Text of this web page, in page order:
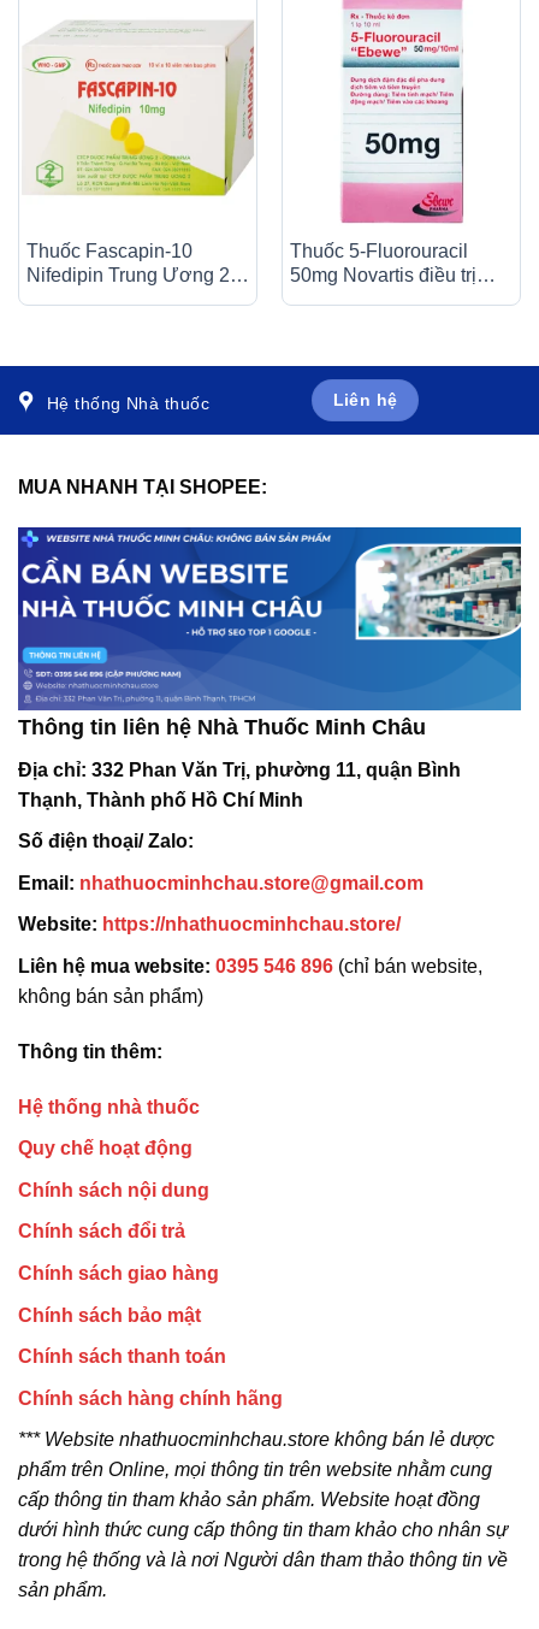
Thuốc Fascapin-10
Nifedipin Trung Ương 2
Thuốc 5-Fluorouracil
50mg Novartis điều trị
Hệ thống Nhà thuốc Liên hệ
MUA NHANH TẠI SHOPEE:
Thông tin liên hệ Nhà Thuốc Minh Châu
Địa chỉ: 332 Phan Văn Trị, phường 11, quận Bình
Thạnh, Thành phố Hồ Chí Minh
Số điện thoại/ Zalo:
Email: nhathuocminhchau.store@gmail.com
Website: https://nhathuocminhchau.store/
Liên hệ mua website: 0395 546 896 (chỉ bán website,
không bán sản phẩm)
Thông tin thêm:
Hệ thống nhà thuốc
Quy chế hoạt động
Chính sách nội dung
Chính sách đổi trả
Chính sách giao hàng
Chính sách bảo mật
Chính sách thanh toán
Chính sách hàng chính hãng
*** Website nhathuocminhchau.store không bán lẻ dược
phẩm trên Online, mọi thông tin trên website nhằm cung
cấp thông tin tham khảo sản phẩm. Website hoạt đồng
dưới hình thức cung cấp thông tin tham khảo cho nhân sự
trong hệ thống và là nơi Người dân tham thảo thông tin về
sản phẩm.